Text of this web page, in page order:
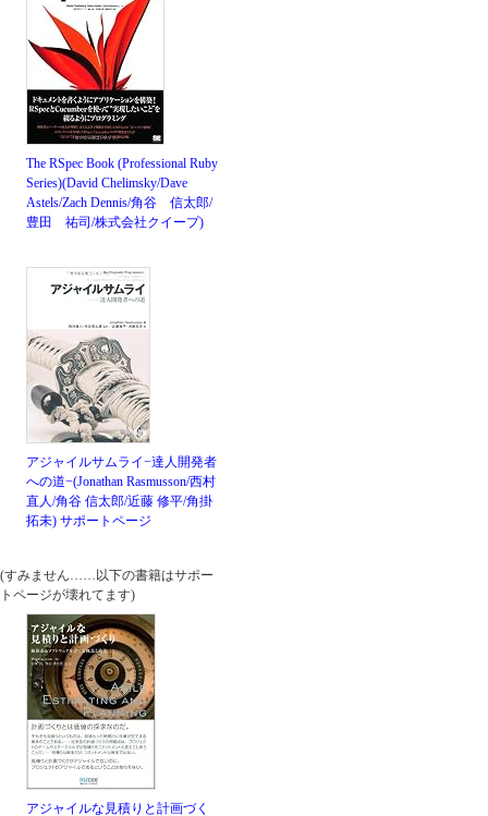
The RSpec Book (Professional Ruby
Series)(David Chelimsky/Dave
Astels/Zach Dennis/角谷 信太郎/
豊田 祐司/株式会社クイープ)
アジャイルサムライ−達人開発者
への道−(Jonathan Rasmusson/西村
直人/角谷 信太郎/近藤 修平/角掛
拓未) サポートページ
(すみません……以下の書籍はサポー
トページが壊れてます)
アジャイルな見積りと計画づく